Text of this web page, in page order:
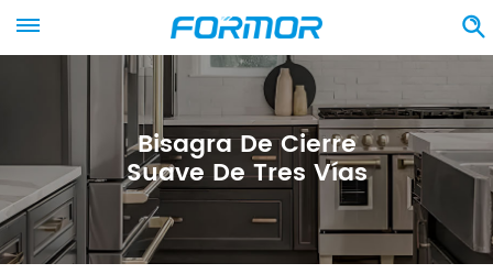
Bisagra De Cierre
Suave De Tres Vías